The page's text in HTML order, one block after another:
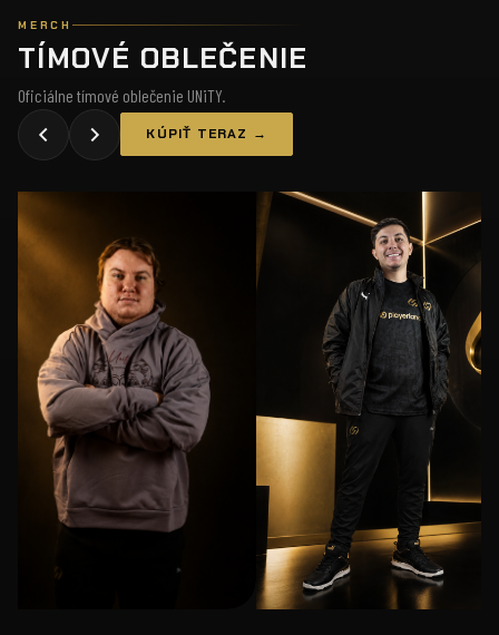
MERCH
TÍMOVÉ OBLEČENIE
Oficiálne tímové oblečenie UNiTY.
KÚPIŤ TERAZ →